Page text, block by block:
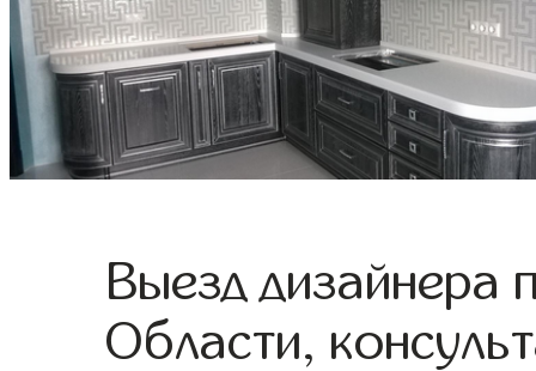
Выезд дизайнера
Области,